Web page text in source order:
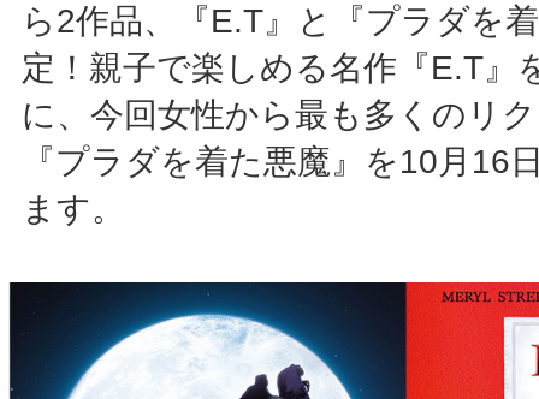
ら2作品、『E.T』と『プラダを
定！親子で楽しめる名作『E.T』
に、今回女性から最も多くのリ
『プラダを着た悪魔』を10月16
ます。